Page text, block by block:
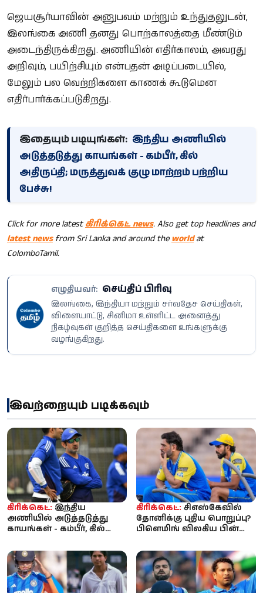
ஜெயசூர்யாவின் அனுபவம் மற்றும் உந்துதலுடன்,
இலங்கை அணி தனது பொற்காலத்தை மீண்டும்
அடைந்திருக்கிறது. அணியின் எதிர்காலம், அவரது
அறிவும், பயிற்சியும் என்பதன் அடிப்படையில்,
மேலும் பல வெற்றிகளை காணக் கூடுமென
எதிர்பார்க்கப்படுகிறது.
இதையும் படியுங்கள்: இந்திய அணியில்
அடுத்தடுத்து காயங்கள் - கம்பீர், கில்
அதிருப்தி; மருத்துவக் குழு மாற்றம் பற்றிய
பேச்சு!
Click for more latestகிரிக்கெட் news. Also get top headlines and
latest newsfrom Sri Lanka and around theworldat
ColomboTamil.
எழுதியவர்: செய்திப் பிரிவு
இலங்கை, இந்தியா மற்றும் சர்வதேச செய்திகள்,
விளையாட்டு, சினிமா உள்ளிட்ட அனைத்து
நிகழ்வுகள் குறித்த செய்திகளை உங்களுக்கு
வழங்குகிறது.
இவற்றையும் படிக்கவும்
கிரிக்கெட்: இந்திய
அணியில் அடுத்தடுத்து
காயங்கள் - கம்பீர், கில்
மா...
கிரிக்கெட்: சிஎஸ்கேவில்
தோனிக்கு புதிய பொறுப்பு?
பிளெமிங் விலகிய பின்
வாய்ப்ப...